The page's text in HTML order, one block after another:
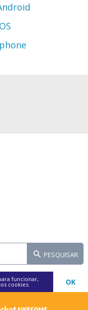
PESQUISAR
funcionar,
cookies. OK